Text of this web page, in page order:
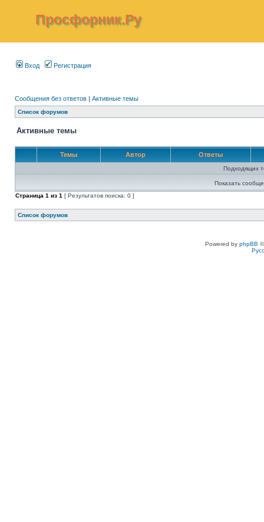
Просфорник.Ру
Вход Регистрация
Сообщения без ответов | Активные темы
Список форумов
Активные темы
Темы Автор Ответы
Подходящих
Показать
Страница 1 из 1 [ Результатов поиска: 0 ]
Список форумов
Powered by phpBB